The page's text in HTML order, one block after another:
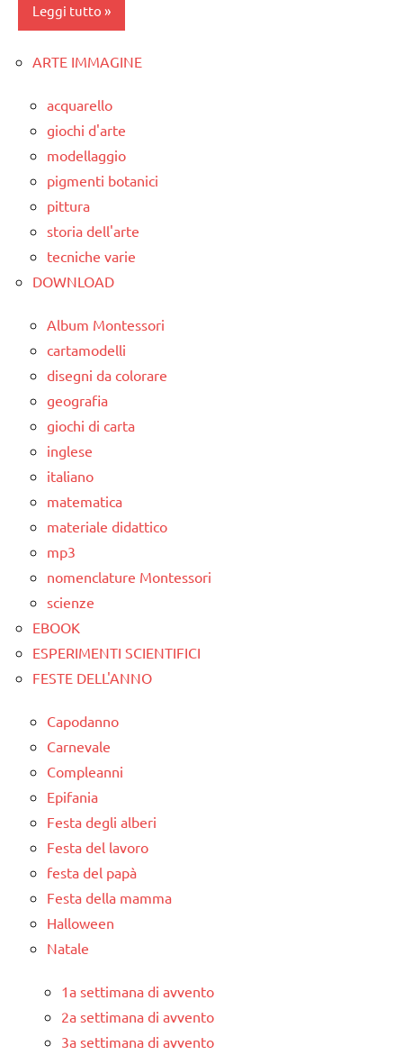
orologio
TUTTI GLI
TUTTI GLI
ARTICOLI
LINGUAGGIO
ARTICOLI
Leggi tutto
classe
classe
classe
4a
classe
dettati
notte
ore
dettati
ortografici
GEOGRAFIA
LINGUAGGIO
TUTTI GLI
ARGOMENTI
PER ETA'
ARTICOLI
Universo
ARTE IMMAGINE
acquarello
giochi d'arte
modellaggio
pigmenti botanici
pittura
storia dell'arte
tecniche varie
DOWNLOAD
Album Montessori
cartamodelli
disegni da colorare
geografia
giochi di carta
inglese
italiano
matematica
materiale didattico
mp3
nomenclature Montessori
scienze
EBOOK
ESPERIMENTI SCIENTIFICI
FESTE DELL'ANNO
Capodanno
Carnevale
Compleanni
Epifania
Festa degli alberi
Festa del lavoro
festa del papà
Festa della mamma
Halloween
Natale
1a settimana di avvento
2a settimana di avvento
3a settimana di avvento